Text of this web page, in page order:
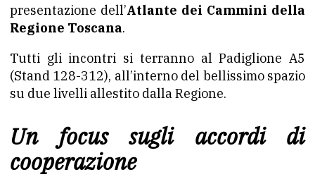
presentazione dell’Atlante dei Cammini della
Regione Toscana.
Tutti gli incontri si terranno al Padiglione A5
(Stand 128-312), all’interno del bellissimo spazio
su due livelli allestito dalla Regione.
Un focus sugli accordi di
cooperazione